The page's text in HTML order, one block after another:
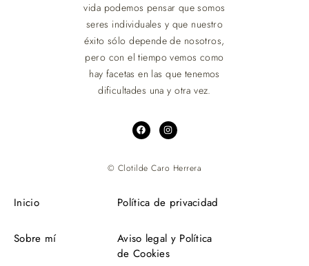
vida podemos pensar que somos
seres individuales y que nuestro
éxito sólo depende de nosotros,
pero con el tiempo vemos como
hay facetas en las que tenemos
dificultades una y otra vez.
© Clotilde Caro Herrera
Inicio
Sobre mí
Política de privacidad
Aviso legal y Política
de Cookies